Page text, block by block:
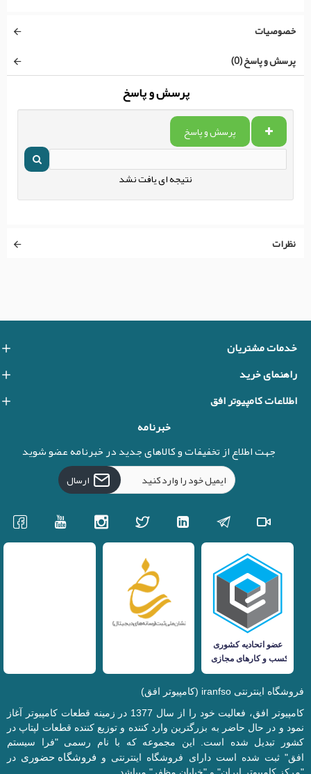
خصوصیات
پرسش و پاسخ (0)
پرسش و پاسخ
پرسش و پاسخ
نتیجه ای یافت نشد
نظرات
خدمات مشتریان
راهنمای خرید
اطلاعات کامپیوتر افق
خبرنامه
جهت اطلاع از تخفیفات و کالاهای جدید در خبرنامه عضو شوید
ارسال
فروشگاه اینترنتی iranfso (کامپیوتر افق)
کامپیوتر افق، فعالیت خود را از سال 1377 در زمینه قطعات کامپیوتر آغاز
نمود و در حال حاضر به بزرگترین وارد کننده و توزیع کننده قطعات لپتاپ در
کشور تبدیل شده است. این مجموعه که با نام رسمی "فرا سیستم
افق" ثبت شده است دارای فروشگاه اینترنتی و فروشگاه حضوری در